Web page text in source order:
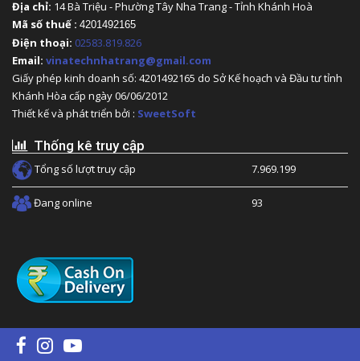
Địa chỉ: 14 Bà Triệu - Phường Tây Nha Trang - Tỉnh Khánh Hoà
Mã số thuế : 4201492165
Điện thoại: 02583.819.826
Email: vinatechnhatrang@gmail.com
Giấy phép kinh doanh số: 4201492165 do Sở Kế hoạch và Đầu tư tỉnh
Khánh Hòa cấp ngày 06/06/2012
Thiết kế và phát triển bởi : SweetSoft
Thống kê truy cập
Tổng số lượt truy cập 7.969.199
Đang online 93